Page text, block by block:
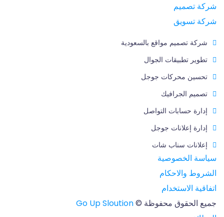
شركة تصميم
شركة تسويق
شركة تصميم مواقع بالسعودية
تطوير تطبيقات الجوال
تحسين محركات جوجل
تصميم الجرافيك
إدارة حسابات التواصل
إدارة إعلانات جوجل
إعلانات سناب شات
سياسة الخصوصية
الشروط والاحكام
اتفاقية الاستخدام
جميع الحقوق محفوظة ©Go Up Sloution